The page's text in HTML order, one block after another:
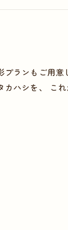
ランもご用意
ハシを、 こ